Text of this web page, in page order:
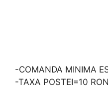
-COMANDA MINIMA
-TAXA POSTEI=10 RON